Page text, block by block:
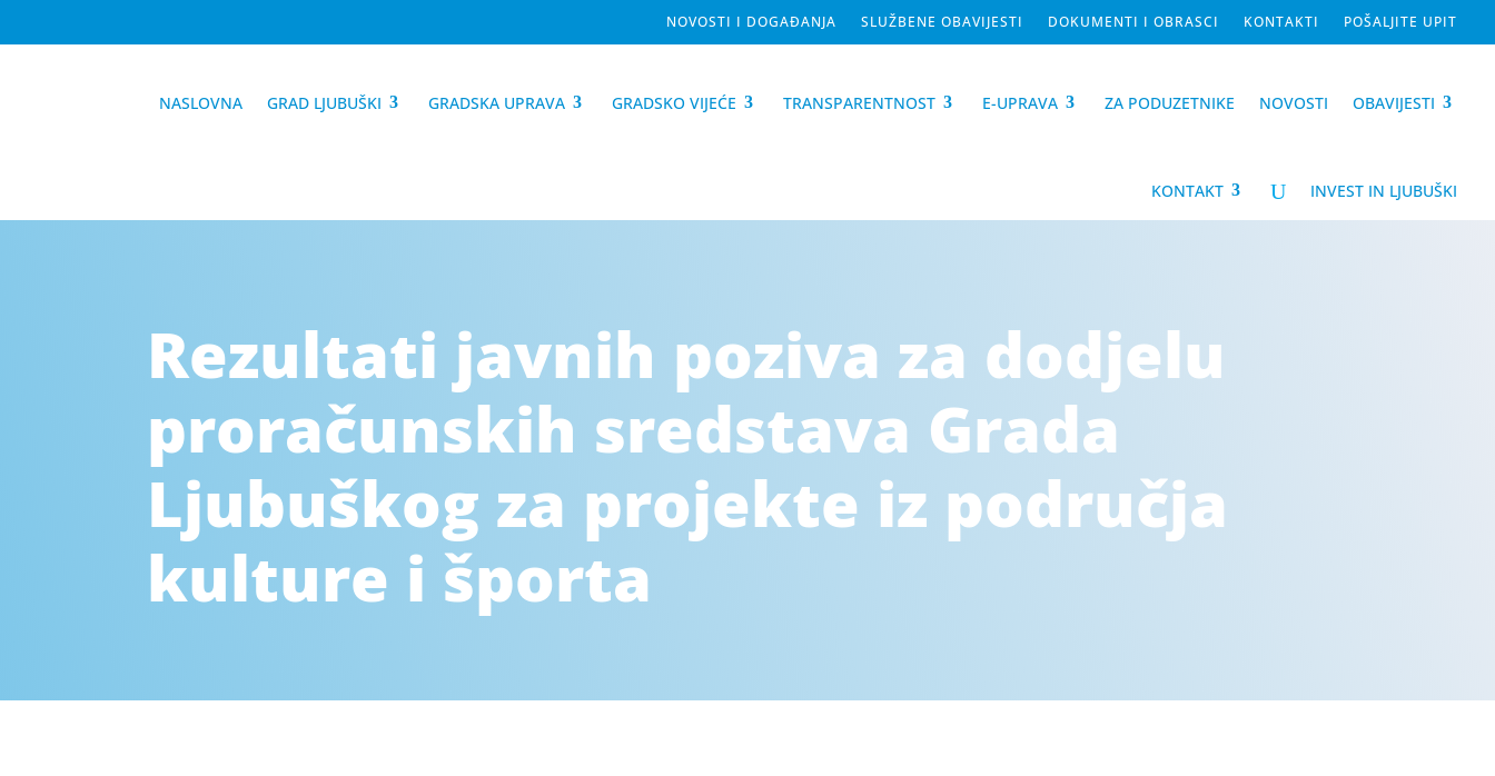
NOVOSTI I DOGAĐANJA SLUŽBENE OBAVIJESTI DOKUMENTI I OBRASCI KONTAKTI POŠALJITE UPIT
NASLOVNA GRAD LJUBUŠKI GRADSKA UPRAVA GRADSKO VIJEĆE TRANSPARENTNOST E-UPRAVA ZA PODUZETNIKE NOVOSTI OBAVIJESTI
KONTAKT U INVEST IN LJUBUŠKI
Rezultati javnih poziva za dodjelu
proračunskih sredstava Grada
Ljubuškog za projekte iz područja
kulture i športa